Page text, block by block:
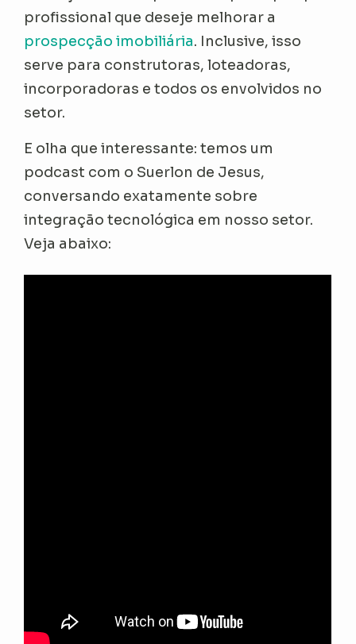
profissional que deseje melhorar a
prospecção imobiliária. Inclusive, isso
serve para construtoras, loteadoras,
incorporadoras e todos os envolvidos no
setor.
E olha que interessante: temos um
podcast com o Suerlon de Jesus,
conversando exatamente sobre
integração tecnológica em nosso setor.
Veja abaixo: